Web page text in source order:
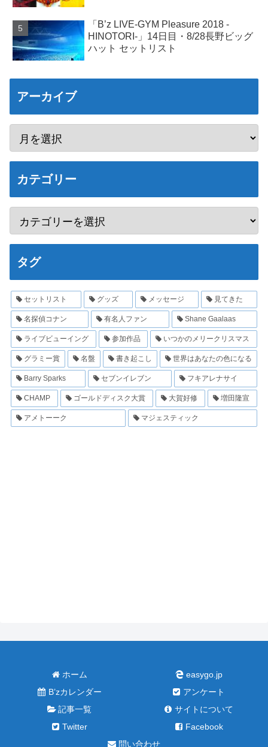
「B’z LIVE-GYM Pleasure 2018 -
HINOTORI-」14日目・8/28長野ビッグ
ハット セットリスト
アーカイブ
カテゴリー
タグ
セットリスト グッズ メッセージ 見てきた
名探偵コナン 有名人ファン Shane Gaalaas
ライブビューイング 参加作品 いつかのメリークリスマス
グラミー賞 名盤 書き起こし 世界はあなたの色になる
Barry Sparks セブンイレブン フキアレナサイ
CHAMP ゴールドディスク大賞 大賀好修 増田隆宣
アメトーーク マジェスティック
ホーム
easygo.jp
B’zカレンダー
アンケート
記事一覧
サイトについて
Twitter
Facebook
問い合わせ